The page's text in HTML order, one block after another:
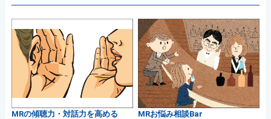
MRの傾聴力・対話力を高める
MRお悩み相談Bar